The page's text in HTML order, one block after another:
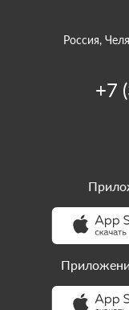
Россия,
+7